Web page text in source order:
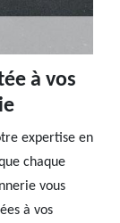
à vos
expertise en
chaque
vous
à vos